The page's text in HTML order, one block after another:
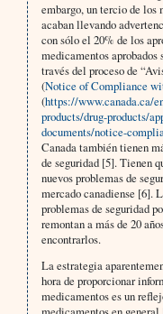
embargo, un tercio de los
acaban llevando
con sólo el 20% de los
medicamentos
través del proceso de
(Notice of Compliance
(https://www.canada.ca/
products/drug-products/
documents/notice-
Canada también tienen
de seguridad [5]. Tienen
nuevos problemas de
mercado canadiense [6].
problemas de seguridad
remontan a más de 20
encontrarlos.
La estrategia
hora de proporcionar
medicamentos es un